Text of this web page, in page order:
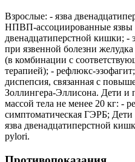
Взрослые: - язва
НПВП-ассоциированные язвы
двенадцатиперстной кишки; -
при язвенной болезни
(в комбинации с
терапией); - рефлюкс-
диспепсия, связанная с
Золлингера-Эллисона. Дети и
массой тела не менее 20 кг: -
симптоматическая ГЭРБ; Дети
язва двенадцатиперстной
pylori.